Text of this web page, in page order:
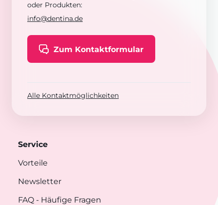
oder Produkten:
info@dentina.de
Zum Kontaktformular
Alle Kontaktmöglichkeiten
Service
Vorteile
Newsletter
FAQ - Häufige Fragen